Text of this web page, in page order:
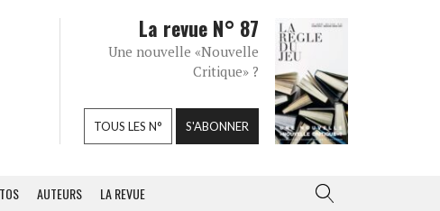
La revue N° 87
Une nouvelle «Nouvelle
Critique» ?
TOUS LES N° S'ABONNER
AUTEURS LA REVUE